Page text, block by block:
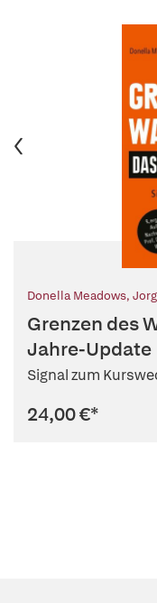
Donella Meadows,
von),Andreas Held
Grenzen des
Jahre-Update
Signal zum
24,00 €*